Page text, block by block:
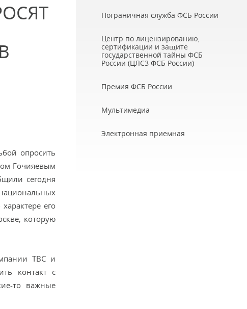
опросить
Гочияевым
сегодня
его
которую
ТВС и
контакт с
то важные
Пограничная служба ФСБ России
Центр по лицензированию,
сертификации и защите
государственной тайны ФСБ
России (ЦЛСЗ ФСБ России)
Премия ФСБ России
Мультимедиа
Электронная приемная